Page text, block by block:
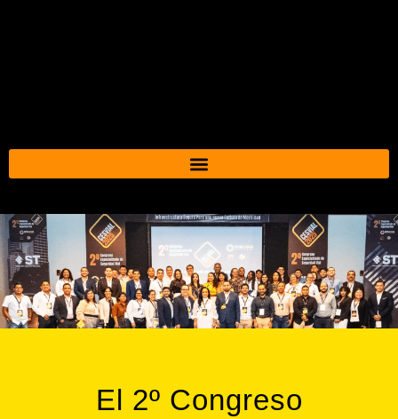
El 2º Congreso